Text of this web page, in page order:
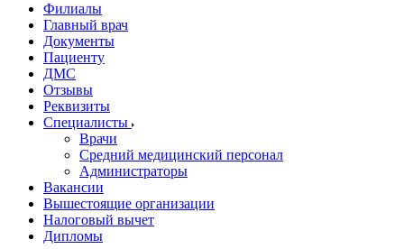
Филиалы
Главный врач
Документы
Пациенту
ДМС
Отзывы
Реквизиты
Специалисты
Врачи
Средний медицинский персонал
Администраторы
Вакансии
Вышестоящие организации
Налоговый вычет
Дипломы